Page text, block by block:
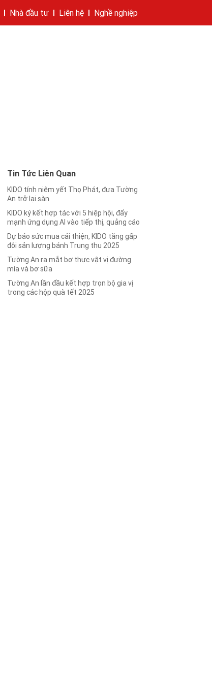
Nhà đầu tư Liên hệ Nghề nghiệp
Tin Tức Liên Quan
KIDO tính niêm yết Thọ Phát, đưa Tường
An trở lại sàn
KIDO ký kết hợp tác với 5 hiệp hội, đẩy
mạnh ứng dụng AI vào tiếp thị, quảng cáo
Dự báo sức mua cải thiện, KIDO tăng gấp
đôi sản lượng bánh Trung thu 2025
Tường An ra mắt bơ thực vật vị đường
mía và bơ sữa
Tường An lần đầu kết hợp trọn bộ gia vị
trong các hộp quà tết 2025